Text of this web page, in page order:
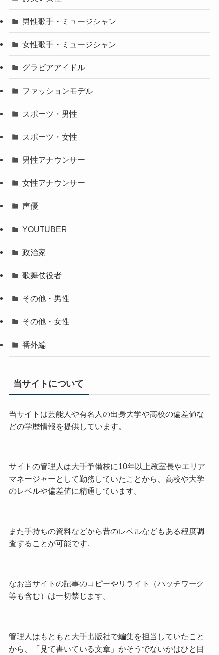
男性歌手・ミュージシャン
女性歌手・ミュージシャン
グラビアアイドル
ファッションモデル
スポーツ・男性
スポーツ・女性
男性アナウンサー
女性アナウンサー
声優
YOUTUBER
政治家
歌舞伎役者
その他・男性
その他・女性
番外編
当サイトについて
当サイトは芸能人や有名人の出身大学や高校の偏差値な
どの学歴情報を提供しています。
サイトの管理人は大手予備校に10年以上教室長やエリア
マネージャーとして勤務していたことから、高校や大学
のレベルや偏差値に精通しています。
また手持ちの資料などから昔のレベルなどもある程度調
査することが可能です。
なお当サイトの記事のコピーやリライト（パッチワーク
等も含む）は一切禁じます。
管理人はもともと大手出版社で編集を担当していたこと
から、「見て書いている文章」かそうでないかはひと目